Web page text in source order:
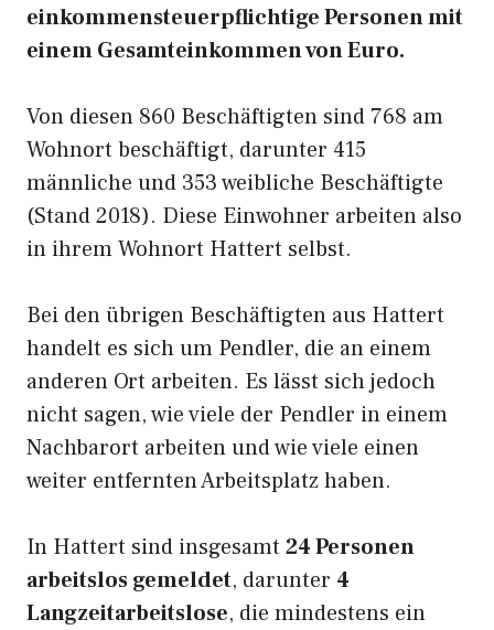
einkommensteuerpflichtige Personen mit
einem Gesamteinkommen von Euro.
Von diesen 860 Beschäftigten sind 768 am
Wohnort beschäftigt, darunter 415
männliche und 353 weibliche Beschäftigte
(Stand 2018). Diese Einwohner arbeiten also
in ihrem Wohnort Hattert selbst.
Bei den übrigen Beschäftigten aus Hattert
handelt es sich um Pendler, die an einem
anderen Ort arbeiten. Es lässt sich jedoch
nicht sagen, wie viele der Pendler in einem
Nachbarort arbeiten und wie viele einen
weiter entfernten Arbeitsplatz haben.
In Hattert sind insgesamt 24 Personen
arbeitslos gemeldet, darunter 4
Langzeitarbeitslose, die mindestens ein